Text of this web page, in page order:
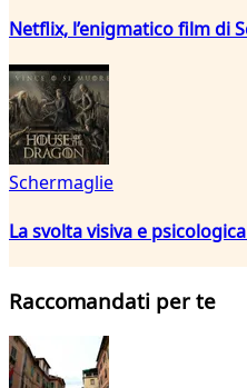
Netflix, l’enigmatico film di
Schermaglie
La svolta visiva e
Raccomandati per te